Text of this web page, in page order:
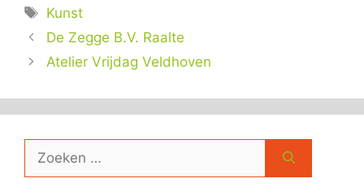
Tags
Kunst
De Zegge B.V. Raalte
Atelier Vrijdag Veldhoven
naar: